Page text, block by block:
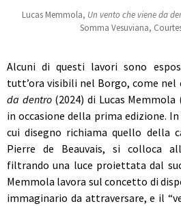
Lucas Memmola, Un vento che viene da
Somma Vesuviana,
Alcuni di questi lavori sono
tutt’ora visibili nel Borgo, come nel
da dentro(2024) di Lucas Memmola
in occasione della prima edizione.
cui disegno richiama quello della
Pierre de Beauvais, si colloca
filtrando una luce proiettata dal
Memmola lavora sul concetto di
immaginario da attraversare, e il